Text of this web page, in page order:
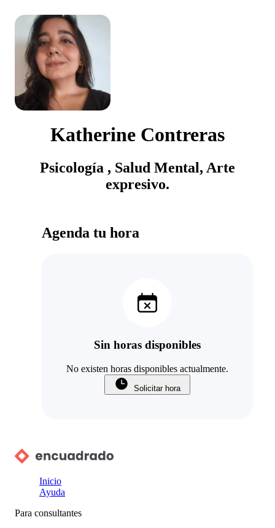
Katherine Contreras
Psicología , Salud Mental, Arte
expresivo.
Agenda tu hora
Sin horas disponibles
No existen horas disponibles actualmente.
Solicitar hora
Inicio
Ayuda
Para consultantes